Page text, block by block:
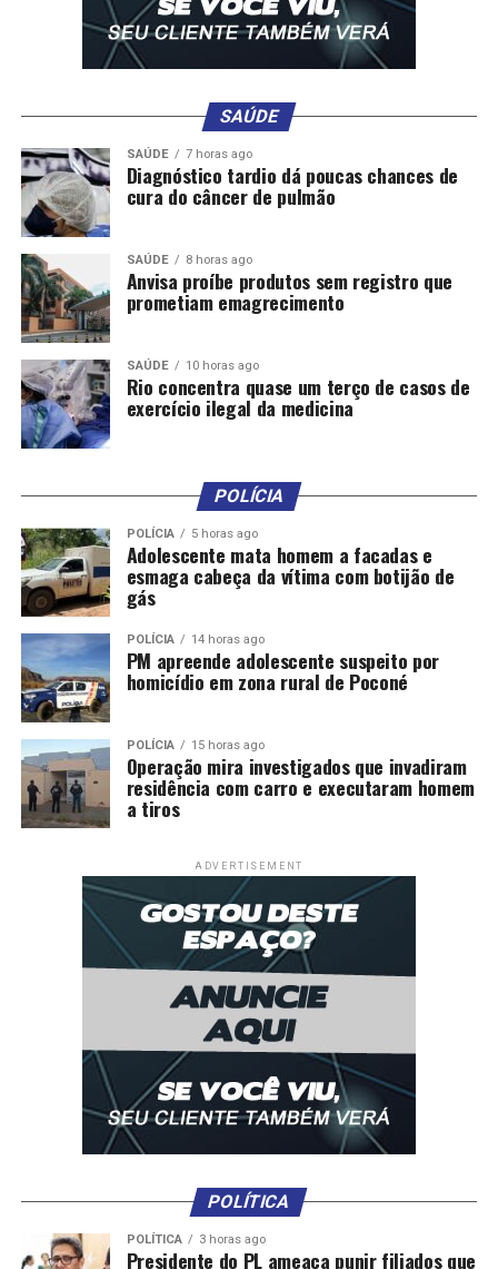
SAÚDE
SAÚDE 7 horas ago
Diagnóstico tardio dá poucas chances de
cura do câncer de pulmão
SAÚDE 8 horas ago
Anvisa proíbe produtos sem registro que
prometiam emagrecimento
SAÚDE 10 horas ago
Rio concentra quase um terço de casos de
exercício ilegal da medicina
POLÍCIA
POLÍCIA 5 horas ago
Adolescente mata homem a facadas e
esmaga cabeça da vítima com botijão de
gás
POLÍCIA 14 horas ago
PM apreende adolescente suspeito por
homicídio em zona rural de Poconé
POLÍCIA 15 horas ago
Operação mira investigados que invadiram
residência com carro e executaram homem
a tiros
ADVERTISEMENT
POLÍTICA
POLÍTICA 3 horas ago
Presidente do PL ameaça punir filiados que